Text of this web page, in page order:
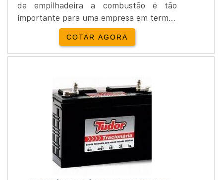
de empilhadeira a combustão é tão
importante para uma empresa em termos
de redução de custos e aumento de
lucratividade, afinal, máquinas
funcionando com eficiência e com menos
produtividade em alta. Na logística de
movimentação e armazenagem de
materiais não é diferente. As atividades
de Manutenção de empilh...
COTAR AGORA